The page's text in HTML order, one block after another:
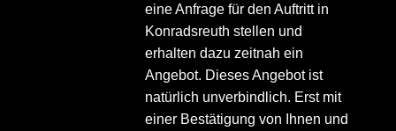
eine Anfrage für den Auftritt in
Konradsreuth stellen und
erhalten dazu zeitnah ein
Angebot. Dieses Angebot ist
natürlich unverbindlich. Erst mit
einer Bestätigung von Ihnen und